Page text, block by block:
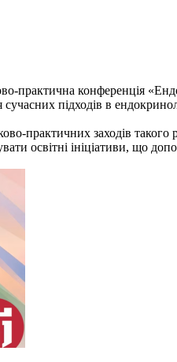
практична конференція
підходів в
практичних заходів такого
освітні ініціативи, що